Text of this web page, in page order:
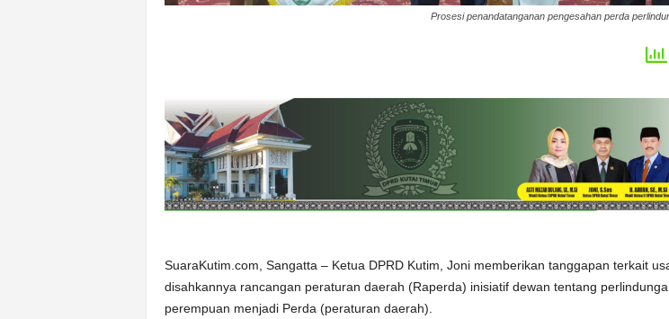
Prosesi penandatanganan pengesahan perda
SuaraKutim.com, Sangatta – Ketua DPRD Kutim, Joni memberikan tanggapan terkait
disahkannya rancangan peraturan daerah (Raperda) inisiatif dewan tentang
perempuan menjadi Perda (peraturan daerah).